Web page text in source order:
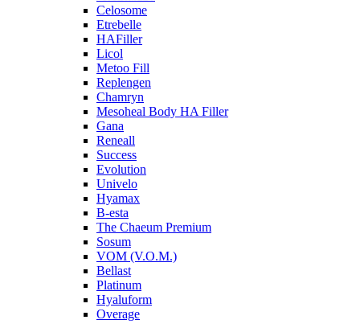
Celosome
Etrebelle
HAFiller
Licol
Metoo Fill
Replengen
Chamryn
Mesoheal Body HA Filler
Gana
Reneall
Success
Evolution
Univelo
Hyamax
B-esta
The Chaeum Premium
Sosum
VOM (V.O.M.)
Bellast
Platinum
Hyaluform
Overage